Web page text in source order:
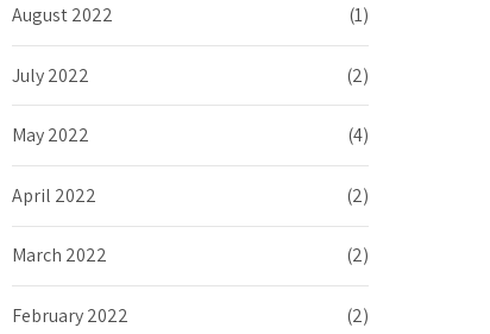
August 2022 (1)
July 2022 (2)
May 2022 (4)
April 2022 (2)
March 2022 (2)
February 2022 (2)